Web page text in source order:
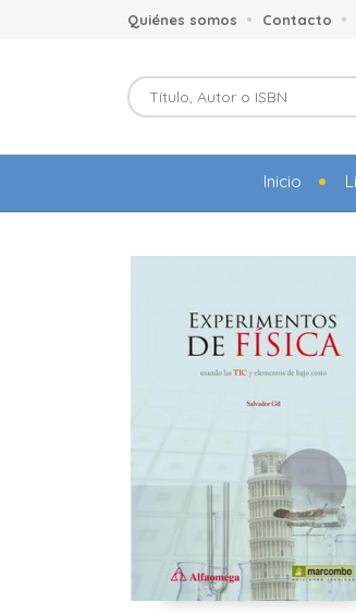
Quiénes somos Contacto
Inicio